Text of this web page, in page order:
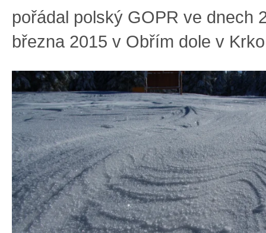
pořádal polský GOPR ve dnech
března 2015 v Obřím dole v